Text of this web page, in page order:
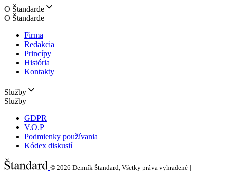
O Štandarde
O Štandarde
Firma
Redakcia
Princípy
História
Kontakty
Služby
Služby
GDPR
V.O.P
Podmienky používania
Kódex diskusií
© 2026 Denník Štandard, Všetky práva vyhradené |